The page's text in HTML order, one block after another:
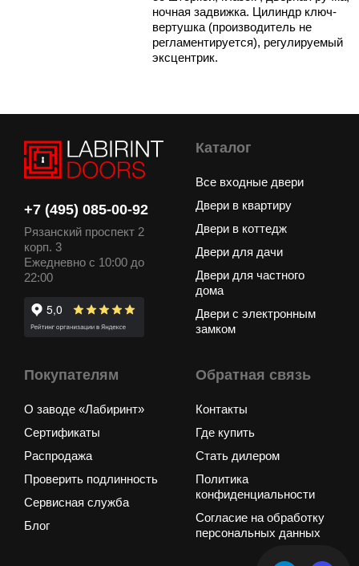
ночная задвижка. Цилиндр ключ-
вертушка (производитель не
регламентируется), регулируемый
эксцентрик.
+7 (495) 085-00-92
Рязанский проспект 2
корп. 3
Ежедневно с 10:00 до
22:00
Каталог
Все входные двери
Двери в квартиру
Двери в коттедж
Двери для дачи
Двери для частного
дома
Двери с электронным
замком
Покупателям
О заводе «Лабиринт»
Сертификаты
Распродажа
Проверить подлинность
Сервисная служба
Блог
Обратная связь
Контакты
Где купить
Стать дилером
Политика
конфиденциальности
Согласие на обработку
персональных данных